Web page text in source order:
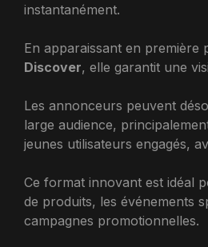
instantanément.
En apparaissant en première
Discover, elle garantit une
Les annonceurs peuvent
large audience,
jeunes utilisateurs engagés,
Ce format innovant est idéal
de produits, les événements
campagnes promotionnelles.